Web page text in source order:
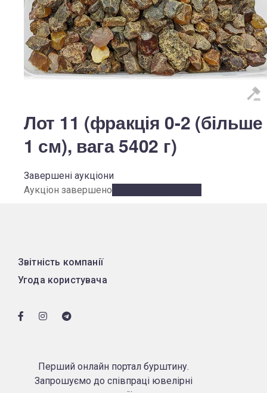
Лот 11 (фракція 0-2 (більше
1 см), вага 5402 г)
Завершені аукціони
Аукціон завершено
Звітність компанії
Угода користувача
Перший онлайн портал бурштину.
Запрошуємо до співпраці ювелірні